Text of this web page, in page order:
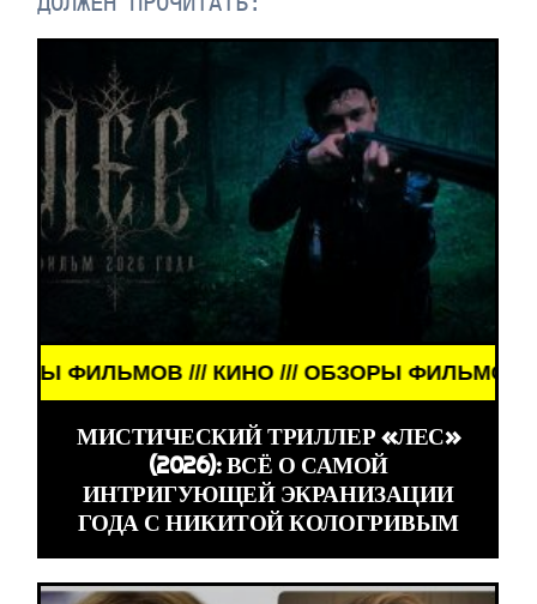
/// КИНО /// ОБЗОРЫ ФИЛЬМОВ /// КИНО ///
МИСТИЧЕСКИЙ ТРИЛЛЕР «ЛЕС»
(2026): ВСЁ О САМОЙ
ИНТРИГУЮЩЕЙ ЭКРАНИЗАЦИИ
ГОДА С НИКИТОЙ КОЛОГРИВЫМ